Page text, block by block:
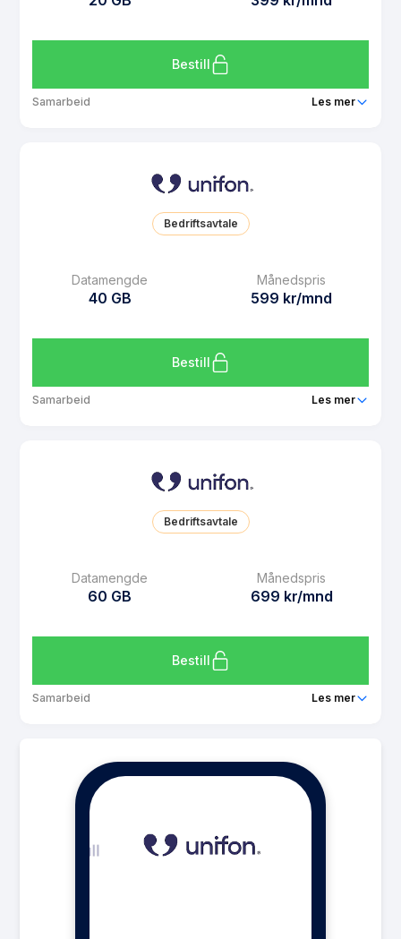
Bruk i EU/EØS
Bestill
Samarbeid Les mer
Bruk i EU/EØS
Bedriftsavtale
Datamengde
40 GB
Månedspris
599 kr/mnd
Bestill
Samarbeid Les mer
Bruk i EU/EØS
Bedriftsavtale
Datamengde
60 GB
Månedspris
699 kr/mnd
Bestill
Samarbeid Les mer
Ringeminutter Ubegrenset
Ubegrenset